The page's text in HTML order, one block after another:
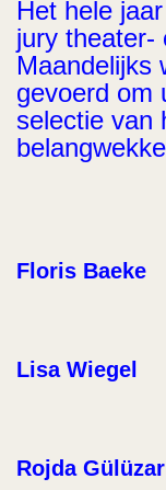
Het hele
jury theater-
Maandelijks
gevoerd om
selectie van
Floris Baeke
Lisa Wiegel
Rojda